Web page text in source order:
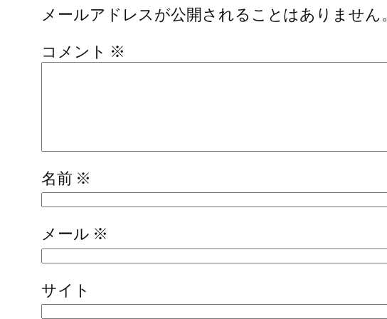
メールアドレスが公開されることはありません。
コメント ※
名前 ※
メール ※
サイト